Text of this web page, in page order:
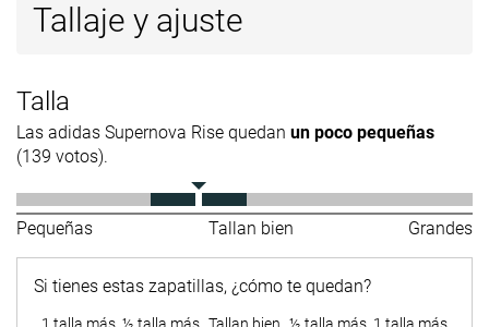
Tallaje y ajuste
Talla
Las adidas Supernova Rise quedan un poco pequeñas
(139 votos).
Pequeñas Tallan bien Grandes
Si tienes estas zapatillas, ¿cómo te quedan?